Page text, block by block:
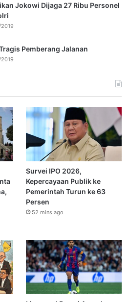
Jokowi Dijaga 27 Ribu Personel
Pemberang Jalanan
Survei IPO 2026,
Kepercayaan Publik ke
Pemerintah Turun ke 63
Persen
52 mins ago